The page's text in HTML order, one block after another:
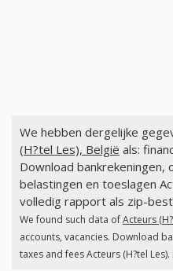
We hebben dergelijke
(H?tel Les), België als:
Download
belastingen en toeslagen
volledig rapport als zip-
We found such data ofActeurs
accounts, vacancies. Download
taxes and fees Acteurs (H?tel